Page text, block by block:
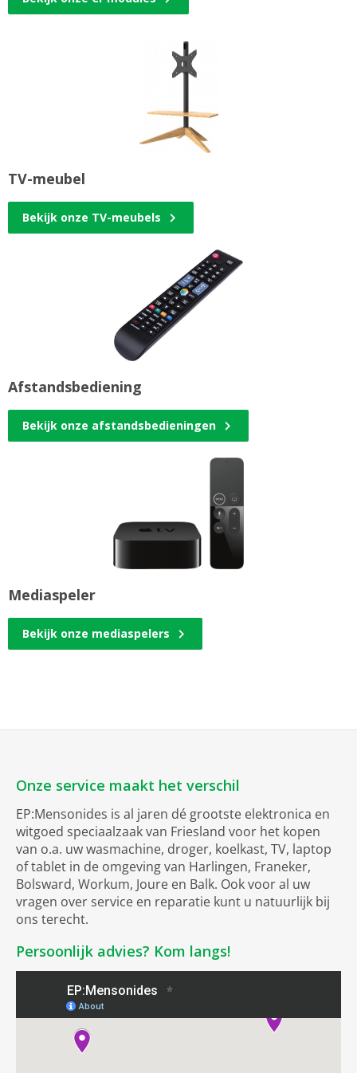
TV-meubel
Bekijk onze TV-meubels
Afstandsbediening
Bekijk onze afstandsbedieningen
Mediaspeler
Bekijk onze mediaspelers
Onze service maakt het verschil
EP:Mensonides is al jaren dé grootste elektronica en
witgoed speciaalzaak van Friesland voor het kopen
van o.a. uw wasmachine, droger, koelkast, TV, laptop
of tablet in de omgeving van Harlingen, Franeker,
Bolsward, Workum, Joure en Balk. Ook voor al uw
vragen over service en reparatie kunt u natuurlijk bij
ons terecht.
Persoonlijk advies? Kom langs!